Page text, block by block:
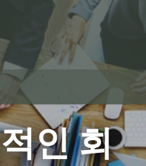
인 회